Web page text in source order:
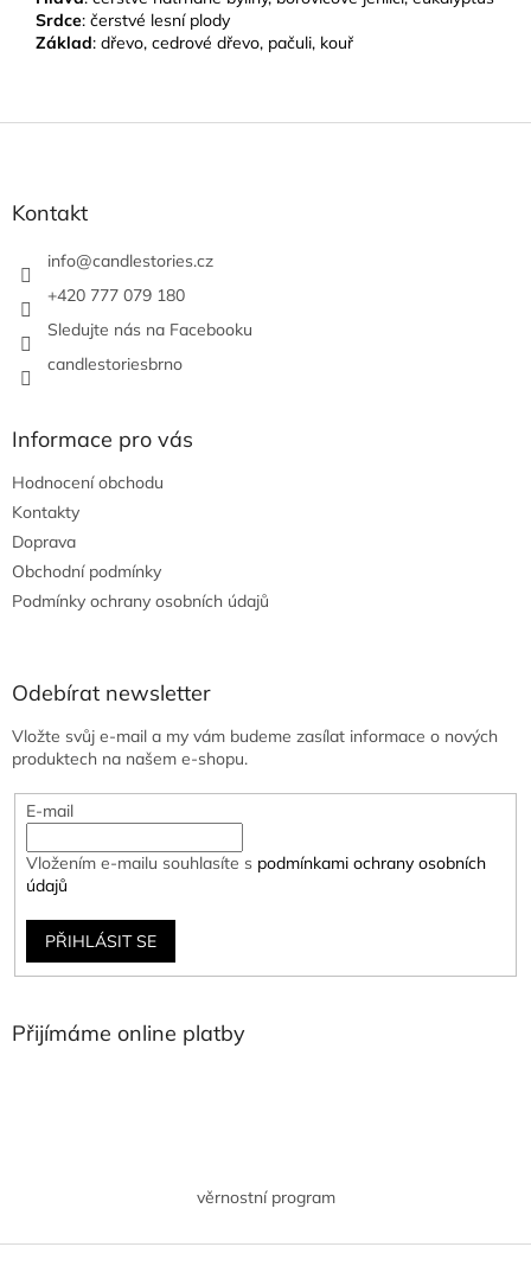
Srdce: čerstvé lesní plody
Základ: dřevo, cedrové dřevo, pačuli, kouř
Kontakt
info@candlestories.cz
+420 777 079 180
Sledujte nás na Facebooku
candlestoriesbrno
Informace pro vás
Hodnocení obchodu
Kontakty
Doprava
Obchodní podmínky
Podmínky ochrany osobních údajů
Odebírat newsletter
Vložte svůj e-mail a my vám budeme zasílat informace o nových
produktech na našem e-shopu.
E-mail
Vložením e-mailu souhlasíte s podmínkami ochrany osobních
údajů
PŘIHLÁSIT SE
Přijímáme online platby
věrnostní program